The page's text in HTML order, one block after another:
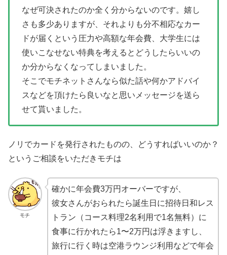
なぜ可決されたのか全く分からないのです。嬉し
さも多少ありますが、それよりも分不相応なカー
ドが届くという圧力や高額な年会費、大学生には
使いこなせない特典を考えるとどうしたらいいの
か分からなくなってしまいました。
そこでモチネットさんなら似た話や何かアドバイ
スなどを頂けたら良いなと思いメッセージを送ら
せて貰いました。
ノリでカードを発行されたものの、どうすればいいのか？
というご相談をいただきモチは
モチ
確かに年会費3万円オーバーですが、
彼女さんがおられたら誕生日に招待日和レス
トラン（コース料理2名利用で1名無料）に
食事に行かれたら1〜2万円は浮きますし、
旅行に行く時は空港ラウンジ利用などで年会